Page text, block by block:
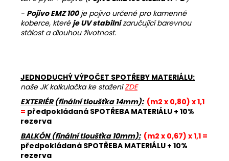
- Pojivo EMZ 100je pojivo určené pro kamenné
koberce, které je UV stabilnízaručující barevnou
stálost a dlouhou životnost.
JEDNODUCHÝ VÝPOČET SPOTŘEBY MATERIÁLU:
naše JK kalkulačka ke staženíZDE
EXTERIÉR (finální tloušťka 14mm): (m2 x 0,80) x 1,1
= předpokládaná SPOTŘEBA MATERIÁLU + 10%
rezerva
BALKÓN (finální tloušťka 10mm): (m2 x 0,67) x 1,1 =
předpokládaná SPOTŘEBA MATERIÁLU + 10%
rezerva